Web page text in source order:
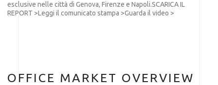
esclusive nelle città di Genova, Firenze e Napoli.SCARICA IL
REPORT >Leggi il comunicato stampa >Guarda il video >
OFFICE MARKET OVERVIEW